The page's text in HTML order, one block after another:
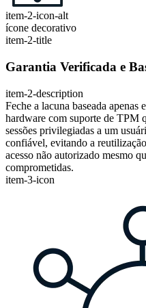
item-2-icon-alt
ícone decorativo
item-2-title
Garantia Verificada e
item-2-description
Feche a lacuna baseada
hardware com suporte de TPM
sessões privilegiadas a um
confiável, evitando a
acesso não autorizado mesmo
comprometidas.
item-3-icon